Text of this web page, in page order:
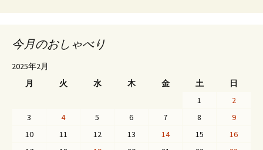
今月のおしゃべり
2025年2月
月
火 水 木 金 土 日
1
2
3
4 5 6 7 8
9
10
11 12 13 14 15
16